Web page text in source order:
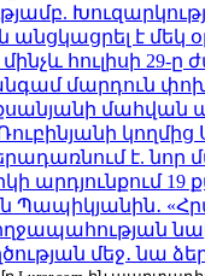
է մեկ
հուլիսի 29-ը
մարդուն
կողմից
է.
19
Պապիկյանին․
մեջ․ նա